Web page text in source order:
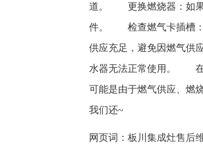
道。 更换燃烧器：如果
件。 检查燃气卡插槽：
供应充足，避免因燃气供
水器无法正常使用。 在
可能是由于燃气供应、燃
我们还~
网页词： 板川集成灶售后